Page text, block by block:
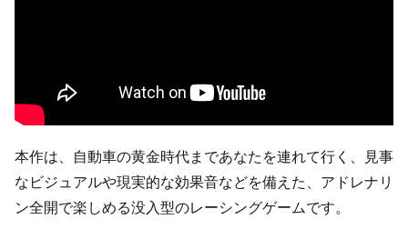
本作は、自動車の黄金時代まであなたを連れて行く、見事
なビジュアルや現実的な効果音などを備えた、アドレナリ
ン全開で楽しめる没入型のレーシングゲームです。